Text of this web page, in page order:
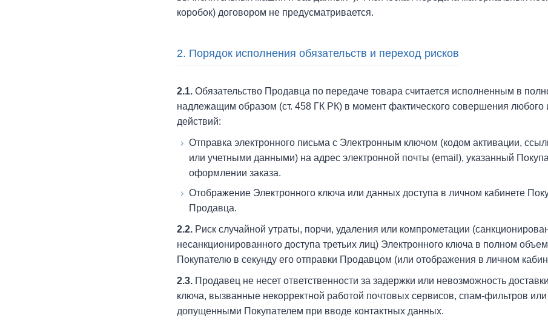
коробок) договором не предусматривается.
2. Порядок исполнения обязательств и переход рисков
2.1. Обязательство Продавца по передаче товара считается исполненным в
надлежащим образом (ст. 458 ГК РК) в момент фактического совершения любого
действий:
Отправка электронного письма с Электронным ключом (кодом активации,
или учетными данными) на адрес электронной почты (email), указанный
оформлении заказа.
Отображение Электронного ключа или данных доступа в личном кабинете
Продавца.
2.2. Риск случайной утраты, порчи, удаления или компрометации
несанкционированного доступа третьих лиц) Электронного ключа в полном
Покупателю в секунду его отправки Продавцом (или отображения в личном
2.3. Продавец не несет ответственности за задержки или невозможность
ключа, вызванные некорректной работой почтовых сервисов, спам-фильтров
допущенными Покупателем при вводе контактных данных.